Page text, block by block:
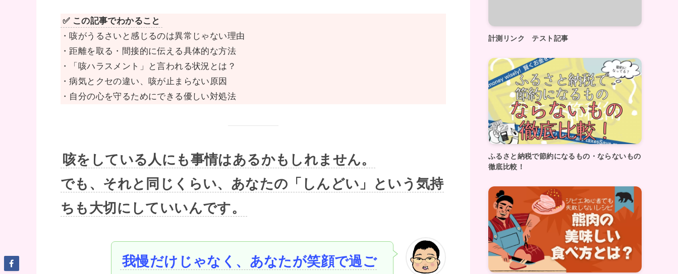
✅ この記事でわかること
・咳がうるさいと感じるのは異常じゃない理由
・距離を取る・間接的に伝える具体的な方法
・「咳ハラスメント」と言われる状況とは？
・病気とクセの違い、咳が止まらない原因
・自分の心を守るためにできる優しい対処法
咳をしている人にも事情はあるかもしれません。
でも、それと同じくらい、あなたの「しんどい」という気持
ちも大切にしていいんです。
我慢だけじゃなく、あなたが笑顔で過ご
計測リンク テスト記事
ふるさと納税で節約になるもの・ならないもの
徹底比較！